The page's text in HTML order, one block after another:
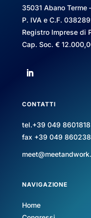
35031 Abano Terme
P. IVA e C.F.
Registro Imprese di
Cap. Soc. €
CONTATTI
tel.+39 049 8601818
fax +39 049
NAVIGAZIONE
Home